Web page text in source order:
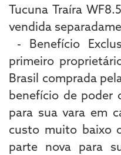
Tucuna Traíra
vendida
- Benefício
primeiro
Brasil comprada
benefício de poder
para sua vara em
custo muito baixo
parte nova para